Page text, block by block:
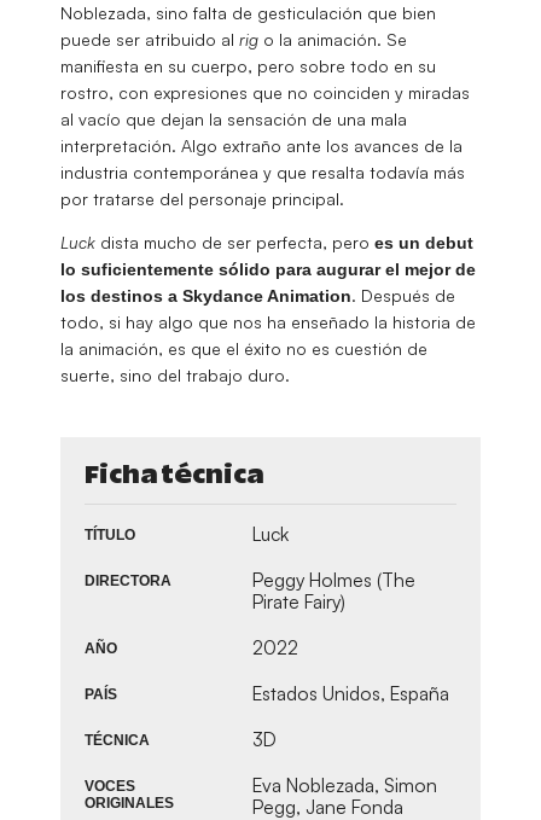
Noblezada, sino falta de gesticulación que bien
puede ser atribuido al rig o la animación. Se
manifiesta en su cuerpo, pero sobre todo en su
rostro, con expresiones que no coinciden y miradas
al vacío que dejan la sensación de una mala
interpretación. Algo extraño ante los avances de la
industria contemporánea y que resalta todavía más
por tratarse del personaje principal.
Luck dista mucho de ser perfecta, pero es un debut
lo suficientemente sólido para augurar el mejor de
los destinos a Skydance Animation. Después de
todo, si hay algo que nos ha enseñado la historia de
la animación, es que el éxito no es cuestión de
suerte, sino del trabajo duro.
Ficha técnica
TÍTULO Luck
DIRECTORA
Peggy Holmes (The
Pirate Fairy)
AÑO 2022
PAÍS Estados Unidos, España
TÉCNICA 3D
VOCES
ORIGINALES
Eva Noblezada, Simon
Pegg, Jane Fonda